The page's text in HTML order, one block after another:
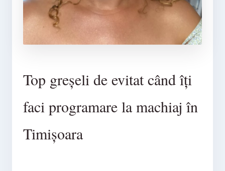
Top greșeli de evitat când îți
faci programare la machiaj în
Timișoara